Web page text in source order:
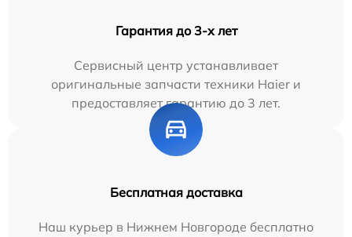
Гарантия до 3-х лет
Сервисный центр устанавливает
оригинальные запчасти техники Haier и
предоставляет гарантию до 3 лет.
Бесплатная доставка
Наш курьер в Нижнем Новгороде бесплатно